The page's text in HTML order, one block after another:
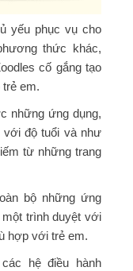
yếu phục vụ cho
thức khác,
cố gắng tạo
trẻ em.
những ứng dụng,
với độ tuổi và như
từ những trang
bộ những ứng
một trình duyệt với
hợp với trẻ em.
hệ điều hành